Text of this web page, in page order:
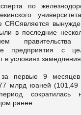
по
CRCявляется
в последние
правительства
предприятия с
в условиях
первые 9
млрд юаней (101,49
сократилась
ранее.